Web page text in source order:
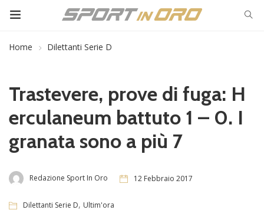
Home Dilettanti Serie D
Trastevere, prove di fuga: H
erculaneum battuto 1 – 0. I
granata sono a più 7
Redazione Sport In Oro 12 Febbraio 2017
Dilettanti Serie D, Ultim'ora